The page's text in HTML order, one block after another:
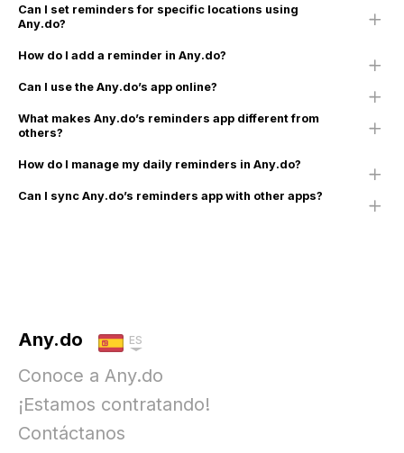
Can I set reminders for specific locations using
Any.do?
How do I add a reminder in Any.do?
Can I use the Any.do’s app online?
What makes Any.do’s reminders app different from
others?
How do I manage my daily reminders in Any.do?
Can I sync Any.do’s reminders app with other apps?
Any.do ES
Conoce a Any.do
¡Estamos contratando!
Contáctanos